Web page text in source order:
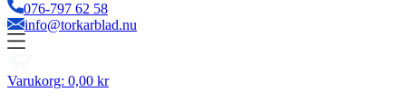
076-797 62 58
info@torkarblad.nu
Varukorg: 0,00 kr